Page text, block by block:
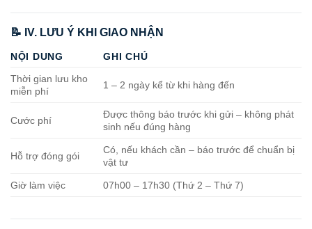
📝 IV. LƯU Ý KHI GIAO NHẬN
NỘI DUNG
GHI CHÚ
Thời gian lưu kho
miễn phí
1 – 2 ngày kể từ khi hàng đến
Cước phí
Được thông báo trước khi gửi – không phát
sinh nếu đúng hàng
Hỗ trợ đóng gói
Có, nếu khách cần – báo trước để chuẩn bị
vật tư
Giờ làm việc 07h00 – 17h30 (Thứ 2 – Thứ 7)